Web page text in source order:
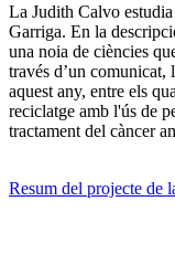
La Judith Calvo
Garriga. En la
una noia de ciències
través d’un comunicat,
aquest any, entre els
reciclatge amb l'ús de
tractament del càncer
Resum del projecte de